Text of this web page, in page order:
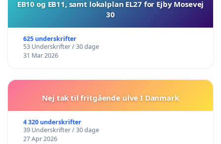
EB10 og EB11, samt lokalplan EL27 for Ejby Mosevej
30
625 underskrifter
53 Underskrifter / 30 dage
31 Mar 2026
Nej tak til fritgående ulve I Danmark
4 320 underskrifter
39 Underskrifter / 30 dage
27 Apr 2026